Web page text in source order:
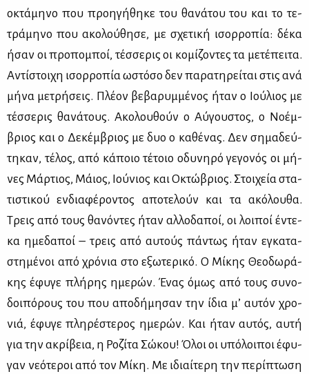
οκτά­μη­νο που προη­γή­θη­κε του θα­νά­του του και το τε­
τρά­μη­νο που ακο­λού­θη­σε, με σχε­τι­κή ισορ­ρο­πία: δέ­κα
ήσαν οι προ­πο­μποί, τέσ­σε­ρις οι κο­μί­ζο­ντες τα με­τέ­πει­τα.
Αντί­στοι­χη ισορ­ρο­πία ωστό­σο δεν πα­ρα­τη­ρεί­ται στις ανά
μή­να με­τρή­σεις. Πλέ­ον βε­βα­ρυμ­μέ­νος ήταν ο Ιού­λιος με
τέσ­σε­ρις θα­νά­τους. Ακο­λου­θούν ο Αύ­γου­στος, ο Νο­έμ­
βριος και ο Δε­κέμ­βριος με δυο ο κα­θέ­νας. Δεν ση­μα­δεύ­
τη­καν, τέ­λος, από κά­ποιο τέ­τοιο οδυ­νη­ρό γε­γο­νός οι μή­
νες Μάρ­τιος, Μάιος, Ιού­νιος και Οκτώ­βριος. Στοι­χεία στα­
τι­στι­κού εν­δια­φέ­ρο­ντος απο­τε­λούν και τα ακό­λου­θα.
Τρεις από τους θα­νό­ντες ήταν αλ­λο­δα­ποί, οι λοι­ποί έντε­
κα ημε­δα­ποί – τρεις από αυ­τούς πά­ντως ήταν εγκα­τα­
στη­μέ­νοι από χρό­νια στο εξω­τε­ρι­κό. Ο Μί­κης Θε­ο­δω­ρά­
κης έφυ­γε πλή­ρης ημε­ρών. Ένας όμως από τους συ­νο­
δοι­πό­ρους του που απο­δή­μη­σαν την ίδια μ’ αυ­τόν χρο­
νιά, έφυ­γε πλη­ρέ­στε­ρος ημε­ρών. Και ήταν αυ­τός, αυ­τή
για την ακρί­βεια, η Ρο­ζί­τα Σώ­κου! Όλοι οι υπό­λοι­ποι έφυ­
γαν νε­ό­τε­ροι από τον Μί­κη. Με ιδιαί­τε­ρη την πε­ρί­πτω­ση